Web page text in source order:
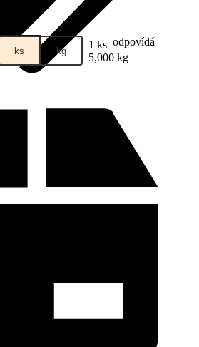
ks kg 1 ks odpovídá
5,000 kg